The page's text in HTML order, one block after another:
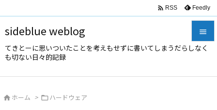
sideblue weblog
てきとーに思いついたことを考えもせずに書いてしまうだらしなく
も切ない日々的記録



 RSS Feedly
 ホーム > ハードウェア